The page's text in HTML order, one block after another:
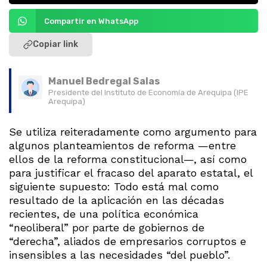
Compartir en WhatsApp
Copiar link
Manuel Bedregal Salas
Presidente del Instituto de Economía de Arequipa (IPE
Arequipa)
Se utiliza reiteradamente como argumento para
algunos planteamientos de reforma —entre
ellos de la reforma constitucional—, así como
para justificar el fracaso del aparato estatal, el
siguiente supuesto: Todo está mal como
resultado de la aplicación en las décadas
recientes, de una política económica
“neoliberal” por parte de gobiernos de
“derecha”, aliados de empresarios corruptos e
insensibles a las necesidades “del pueblo”.